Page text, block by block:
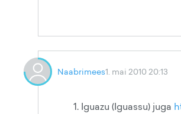
Naabrimees1. mai 2010 20:13
Iguazu (Iguassu) juga